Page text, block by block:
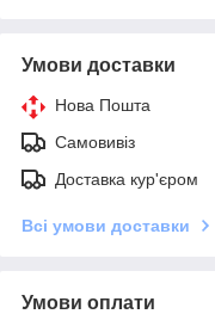
Умови доставки
Нова Пошта
Самовивіз
Доставка кур'єром
Всі умови доставки
Умови оплати